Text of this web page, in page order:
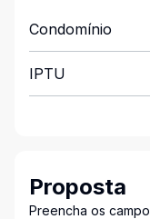
Condomínio
IPTU
Proposta
Preencha os